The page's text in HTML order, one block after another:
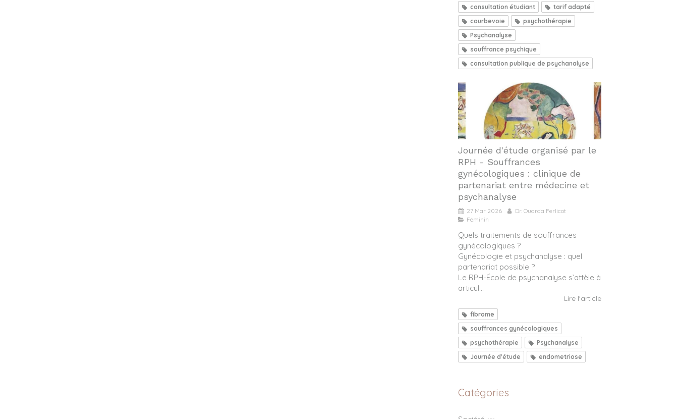
consultation étudiant
tarif adapté
courbevoie
psychothérapie
Psychanalyse
souffrance psychique
consultation publique de psychanalyse
Journée d'étude organisé par le
RPH - Souffrances
gynécologiques : clinique de
partenariat entre médecine et
psychanalyse
27 Mar 2026
Dr. Ouarda Ferlicot
Féminin
Quels traitements de souffrances
gynécologiques ?
Gynécologie et psychanalyse : quel
partenariat possible ?
Le RPH-École de psychanalyse s’attèle à
articul...
Lire l'article
fibrome
souffrances gynécologiques
psychothérapie
Psychanalyse
Journée d'étude
endometriose
Catégories